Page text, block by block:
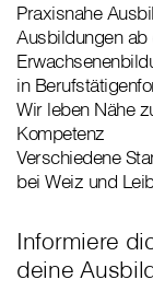
Praxisnahe
Ausbildungen ab
in
Wir leben Nähe
Kompetenz
Verschiedene
bei Weiz und
Informiere
deine